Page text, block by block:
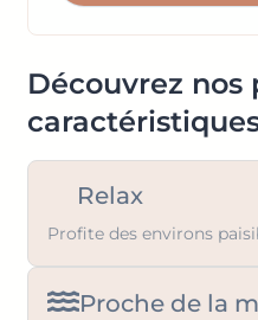
Découvrez nos
Relax
Profite des environs
Proche de la
keyboard
shortcuts
changing
dates.